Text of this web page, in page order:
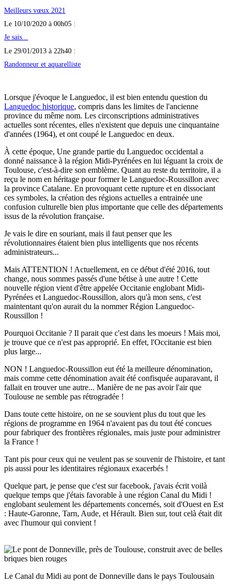
Meilleurs vœux 2021
Le 10/10/2020 à 00h05 :
Je sais...
Le 29/01/2013 à 22h40 :
Randonneur et aquarelliste
Lorsque j'évoque le Languedoc, il est bien entendu question du
Languedoc historique, compris dans les limites de l'ancienne
province du même nom. Les circonscriptions administratives
actuelles sont récentes, elles n'existent que depuis une cinquantaine
d'années (1964), et ont coupé le Languedoc en deux.
À cette époque, Une grande partie du Languedoc occidental a
donné naissance à la région Midi-Pyrénées en lui léguant la croix de
Toulouse, c'est-à-dire son emblème. Quant au reste du territoire, il a
reçu le nom en héritage pour former le Languedoc-Roussillon avec
la province Catalane. En provoquant cette rupture et en dissociant
ces symboles, la création des régions actuelles a entrainée une
confusion culturelle bien plus importante que celle des départements
issus de la révolution française.
Je vais le dire en souriant, mais il faut penser que les
révolutionnaires étaient bien plus intelligents que nos récents
administrateurs...
Mais ATTENTION ! Actuellement, en ce début d'été 2016, tout
change, nous sommes passés d'une bétise à une autre ! Cette
nouvelle région vient d'être appelée Occitanie englobant Midi-
Pyrénées et Languedoc-Roussillon, alors qu'à mon sens, c'est
maintentant qu'on aurait du la nommer Région Languedoc-
Roussillon !
Pourquoi Occitanie ? Il parait que c'est dans les moeurs ! Mais moi,
je trouve que ce n'est pas approprié. En effet, l'Occitanie est bien
plus large...
NON ! Languedoc-Roussillon eut été la meilleure dénomination,
mais comme cette dénomination avait été confisquée auparavant, il
fallait en trouver une autre... Manière de ne pas avoir l'air que
Toulouse ne semble pas rétrogradée !
Dans toute cette histoire, on ne se souvient plus du tout que les
régions de programme en 1964 n'avaient pas du tout été concues
pour fabriquer des frontières régionales, mais juste pour administrer
la France !
Tant pis pour ceux qui ne veulent pas se souvenir de l'histoire, et tant
pis aussi pour les identitaires régionaux exacerbés !
Quelque part, je pense que c'est sur facebook, j'avais écrit voilà
quelque temps que j'étais favorable à une région Canal du Midi !
englobant seulement les départements concernés, soit d'Ouest en Est
: Haute-Garonne, Tarn, Aude, et Hérault. Bien sur, tout celà était dit
avec l'humour qui convient !
Le Canal du Midi au pont de Donneville dans le pays Toulousain